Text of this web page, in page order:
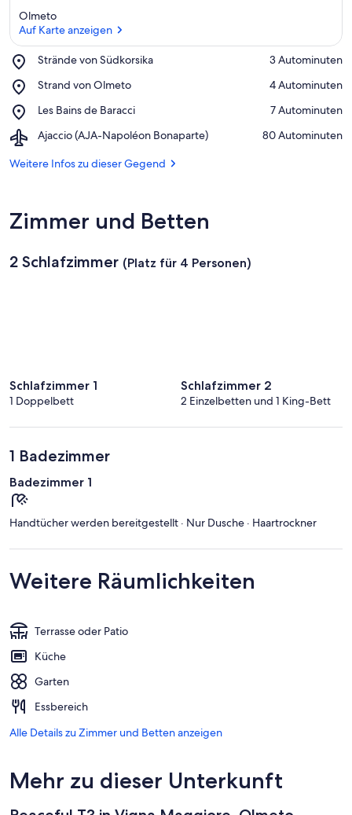
Olmeto
Auf Karte anzeigen
Strände von Südkorsika
Place,
von
‪3 Autominuten‬
Strand von Olmeto
Place,
von
‪4 Autominuten‬
Les Bains de Baracci
Place,
Bains
Baracci
‪7 Autominuten‬
Ajaccio (AJA-Napoléon Bonaparte)
Airport,
(AJA-
‪80 Autominuten‬
Weitere Infos zu dieser Gegend
Zimmer und Betten
2 Schlafzimmer (Platz für 4 Personen)
Schlafzimmer 1
1 Doppelbett
Schlafzimmer 2
2 Einzelbetten und 1 King-Bett
1 Badezimmer
Badezimmer 1
Handtücher werden bereitgestellt · Nur Dusche · Haartrockner
Weitere Räumlichkeiten
Terrasse oder Patio
Küche
Garten
Essbereich
Alle Details zu Zimmer und Betten anzeigen
Mehr zu dieser Unterkunft